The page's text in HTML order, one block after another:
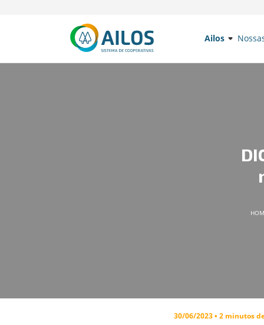
Ailos
30/06/2023 • 2 minutos